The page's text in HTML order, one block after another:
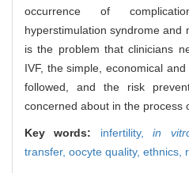
occurrence of
hyperstimulation syndrome and
is the problem that clinicians
IVF, the simple, economical
followed, and the risk
concerned about in the process
Key words: infertility,in
transfer, oocyte quality, ethnics,